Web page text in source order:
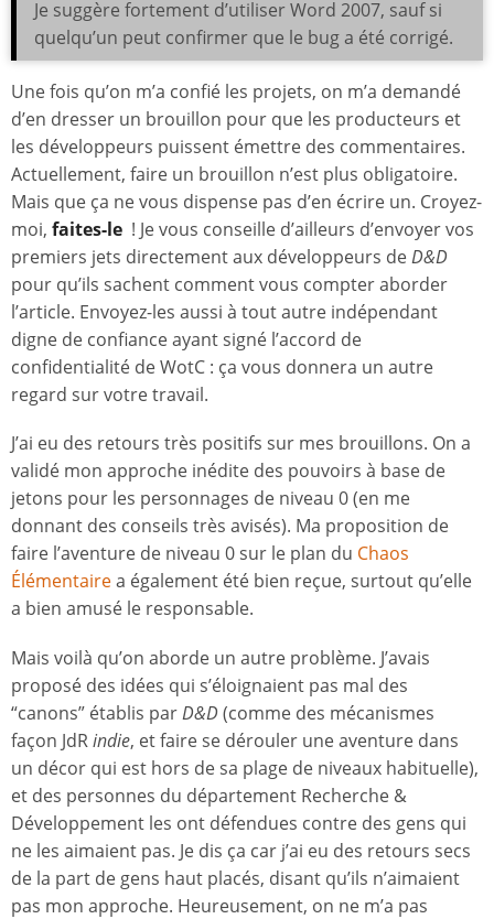
Je suggère fortement d’utiliser Word 2007, sauf si
quelqu’un peut confirmer que le bug a été corrigé.
Une fois qu’on m’a confié les projets, on m’a demandé
d’en dresser un brouillon pour que les producteurs et
les développeurs puissent émettre des commentaires.
Actuellement, faire un brouillon n’est plus obligatoire.
Mais que ça ne vous dispense pas d’en écrire un. Croyez-
moi, faites-le ! Je vous conseille d’ailleurs d’envoyer vos
premiers jets directement aux développeurs deD&D
pour qu’ils sachent comment vous compter aborder
l’article. Envoyez-les aussi à tout autre indépendant
digne de confiance ayant signé l’accord de
confidentialité de WotC : ça vous donnera un autre
regard sur votre travail.
J’ai eu des retours très positifs sur mes brouillons. On a
validé mon approche inédite des pouvoirs à base de
jetons pour les personnages de niveau 0 (en me
donnant des conseils très avisés). Ma proposition de
faire l’aventure de niveau 0 sur le plan du Chaos
Élémentairea également été bien reçue, surtout qu’elle
a bien amusé le responsable.
Mais voilà qu’on aborde un autre problème. J’avais
proposé des idées qui s’éloignaient pas mal des
“canons” établis parD&D(comme des mécanismes
façon JdRindie, et faire se dérouler une aventure dans
un décor qui est hors de sa plage de niveaux habituelle),
et des personnes du département Recherche &
Développement les ont défendues contre des gens qui
ne les aimaient pas. Je dis ça car j’ai eu des retours secs
de la part de gens haut placés, disant qu’ils n’aimaient
pas mon approche. Heureusement, on ne m’a pas